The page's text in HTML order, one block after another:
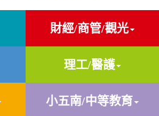
財經/商管/觀光
理工/醫護
小五南/中等教育